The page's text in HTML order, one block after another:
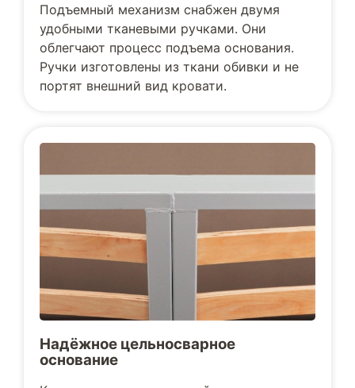
Подъемный механизм снабжен двумя
удобными тканевыми ручками. Они
облегчают процесс подъема основания.
Ручки изготовлены из ткани обивки и не
портят внешний вид кровати.
Надёжное цельносварное
основание